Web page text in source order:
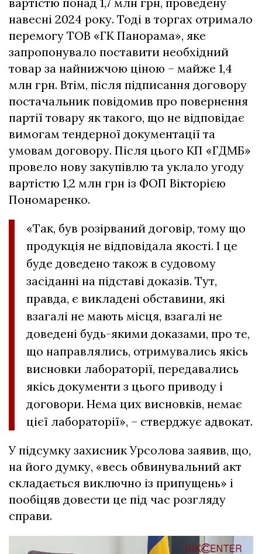
навесні 2024 року. Тоді в торгах отримало
перемогу ТОВ «ГК Панорама», яке
запропонувало поставити необхідний
товар за найнижчою ціною – майже 1,4
млн грн. Втім, після підписання договору
постачальник повідомив про повернення
партії товару як такого, що не відповідає
вимогам тендерної документації та
умовам договору. Після цього КП «ГДМБ»
провело нову закупівлю та уклало угоду
вартістю 1,2 млн грн із ФОП Вікторією
Пономаренко.
«Так, був розірваний договір, тому що
продукція не відповідала якості. І це
буде доведено також в судовому
засіданні на підставі доказів. Тут,
правда, є викладені обставини, які
взагалі не мають місця, взагалі не
доведені будь-якими доказами, про те,
що направлялись, отримувались якісь
висновки лабораторії, передавались
якісь документи з цього приводу і
договори. Нема цих висновків, немає
цієї лабораторії», – стверджує адвокат.
У підсумку захисник Урсолова заявив, що,
на його думку, «весь обвинувальний акт
складається виключно із припущень» і
пообіцяв довести це під час розгляду
справи.